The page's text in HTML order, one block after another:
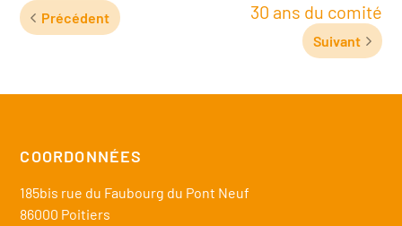
Précédent
30 ans du comité
Suivant
COORDONNÉES
185bis rue du Faubourg du Pont Neuf
86000 Poitiers